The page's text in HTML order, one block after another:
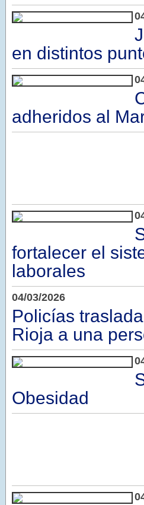
en distintos
adheridos al
fortalecer el
laborales
04/03/2026
Policías
Rioja a una
Obesidad